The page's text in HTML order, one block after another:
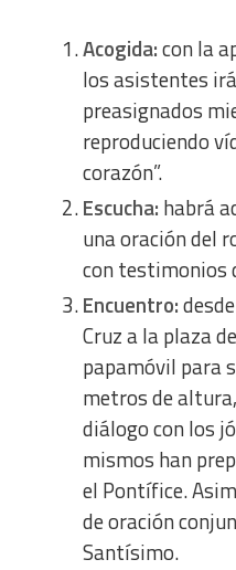
Acogida:con la
los asistentes
preasignados
reproduciendo
corazón”.
Escucha: habrá
una oración del
con testimonios
Encuentro:
Cruz a la plaza
papamóvil para
metros de
diálogo con los
mismos han
el Pontífice.
de oración
Santísimo.